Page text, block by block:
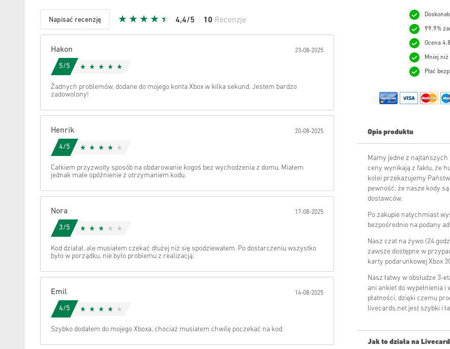
Napisać recenzję 4,4/5 10 Recenzje
Anuluj
Hakon 23-08-2025
5/5
Żadnych problemów, dodane do mojego konta Xbox w kilka sekund. Jestem bardzo
zadowolony!
Henrik 20-08-2025
4/5
Całkiem przyzwoity sposób na obdarowanie kogoś bez wychodzenia z domu. Miałem
jednak małe opóźnienie z otrzymaniem kodu.
Nora 17-08-2025
3/5
Kod działał, ale musiałem czekać dłużej niż się spodziewałem. Po dostarczeniu wszystko
było w porządku, nie było problemu z realizacją.
Emil 14-08-2025
4/5
Szybko dodałem do mojego Xboxa, chociaż musiałem chwilę poczekać na kod.
99,9%
Ocena
Mniej
Płać
Opis produktu
Mamy jedne z najtańszych
ceny wynikają z faktu, że
kolei przekazujemy
pewność, że nasze kody
dostawców.
Po zakupie natychmiast
bezpośrednio na podany
Nasz czat na żywo (24
zawsze dostępne w
karty podarunkowej Xbox
Nasz łatwy w obsłudze
ani ankiet do wypełnienia
płatności, dzięki czemu
livecards.net jest szybki i
Jak to działa na